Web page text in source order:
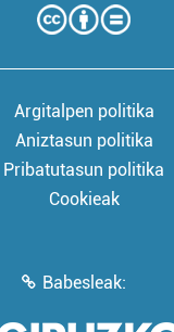
Argitalpen politika
Aniztasun politika
Pribatutasun politika
Cookieak
Babesleak: